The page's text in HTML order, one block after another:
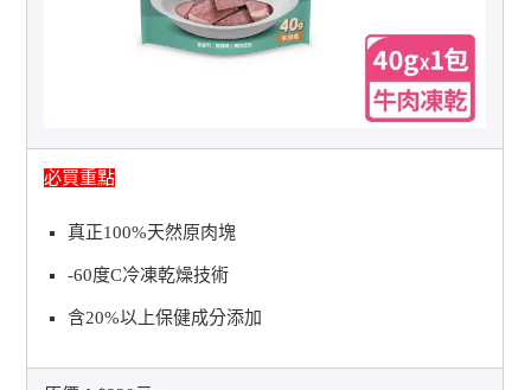
必買重點
真正100%天然原肉塊
-60度C冷凍乾燥技術
含20%以上保健成分添加